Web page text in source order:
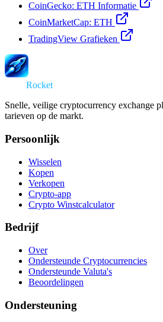
CoinGecko: ETH Informatie
CoinMarketCap: ETH
TradingView Grafieken
Rocket
Snelle, veilige cryptocurrency exchange
tarieven op de markt.
Persoonlijk
Wisselen
Kopen
Verkopen
Crypto-app
Crypto Winstcalculator
Bedrijf
Over
Ondersteunde Cryptocurrencies
Ondersteunde Valuta's
Beoordelingen
Ondersteuning